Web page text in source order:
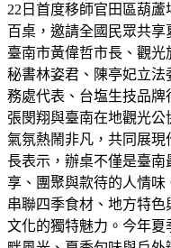
22日首度移師官田區葫
百桌，邀請全國民眾共
臺南市黃偉哲市長、觀
秘書林姿君、陳亭妃立
務處代表、台塩生技品
張閔翔與臺南在地觀光
氣氛熱鬧非凡，共同展
長表示，辦桌不僅是臺
享、團聚與款待的人情味
串聯四季食材、地方特
文化的獨特魅力。今年夏